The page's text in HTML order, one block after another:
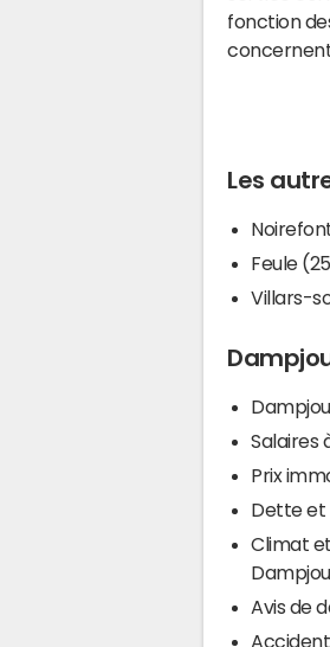
fonction
concernent
Les
Feule
Villars-
Salaires
Prix
Dette et
Climat
Avis de